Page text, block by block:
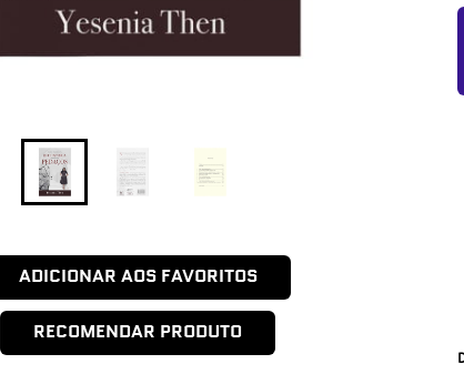
ADICIONAR AOS FAVORITOS
RECOMENDAR PRODUTO